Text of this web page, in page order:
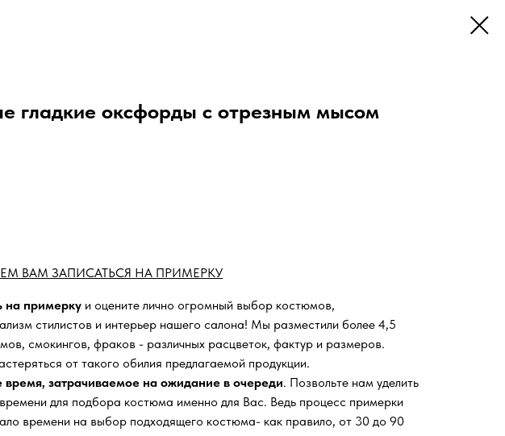
гладкие оксфорды с отрезным мысом
ВАМ ЗАПИСАТЬСЯ НА ПРИМЕРКУ
на примерку и оцените лично огромный выбор костюмов,
стилистов и интерьер нашего салона! Мы разместили более 4,5
смокингов, фраков - различных расцветок, фактур и размеров.
от такого обилия предлагаемой продукции.
время, затрачиваемое на ожидание в очереди. Позвольте нам уделить
для подбора костюма именно для Вас. Ведь процесс примерки
времени на выбор подходящего костюма- как правило, от 30 до 90